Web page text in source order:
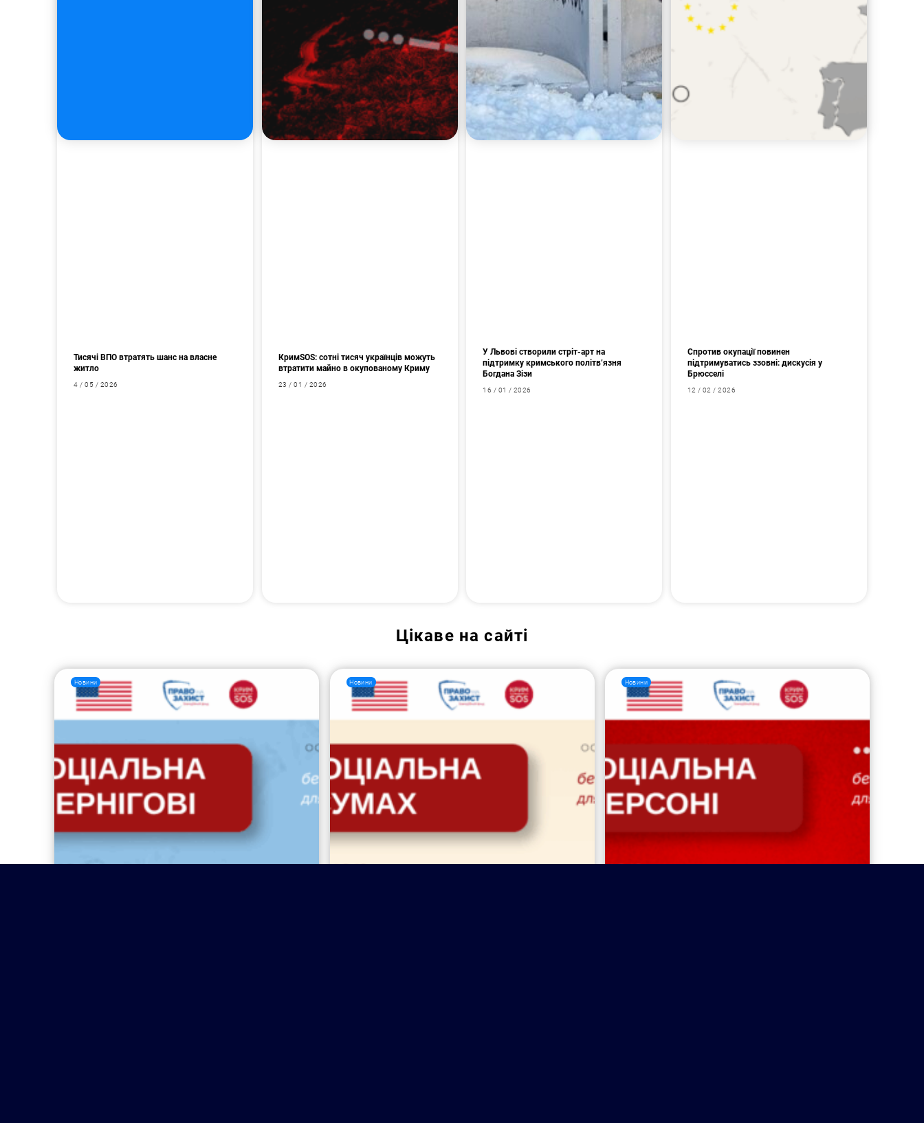
Тисячі ВПО втратять шанс на власне
житло
4 / 05 / 2026
КримSOS: сотні тисяч українців можуть
втратити майно в окупованому Криму
23 / 01 / 2026
У Львові створили стріт-арт на
підтримку кримського політв’язня
Богдана Зізи
16 / 01 / 2026
Спротив окупації повинен
підтримуватись ззовні: дискусія у
Брюсселі
12 / 02 / 2026
Цікаве на сайті
Новини Новини Новини